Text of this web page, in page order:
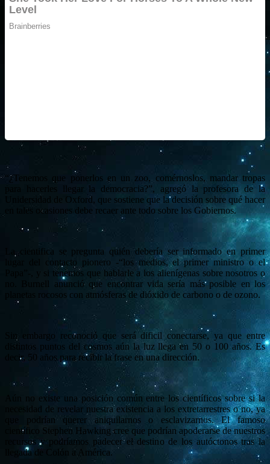
“¿Tenemos que ponerlos en un zoo, comérnoslos, mandar tropas
para hacerles llegar la democracia?”, agregó la profesora de la
Unidersidad de Oxford, que sostiene que la decisión sobre qué hacer
en tales ocasiones debe recaer ante todo sobre los Gobiernos.
La cientifica se pregunta quién debería ser informado en primer
lugar del contacto pionero -“los medios, el primer ministro o el
Papa”-, y si tenemos que hablarle a los alienígenas sobre nosotros o
no. Burnell anunció que encontrar vida sería más posible en los
planetas rocosos con atmósferas de dióxido de carbono o de ozono.
Sin embargo reconoció que será dificil conectarse, ya que entre
distintos puntos del cosmos aún la luz llega en 50 o 100 años. Es
decir, 50 años para recibir la frase en una dirección.
Aún no existe una posición común entre los científicos sobre si la
necesidad de revelar nuestra existencia a los extretarrestres o no, ya
que podrían querer aniquilarnos o esclavizarnos. El famoso
científico Stephen Hawking cree que podrían apoderarse de nuestros
recursos y podríamos padecer el destino de los autóctonos tras la
llegada de Colón a América.